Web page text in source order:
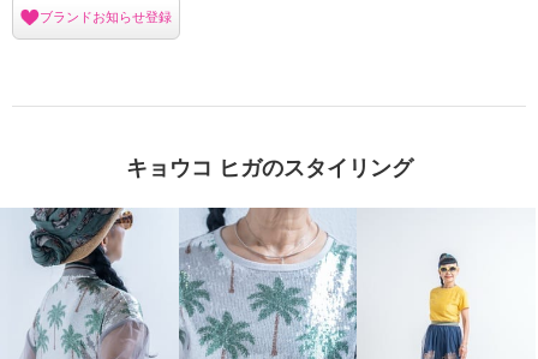
ブランドお知らせ登録
キョウコ ヒガのスタイリング